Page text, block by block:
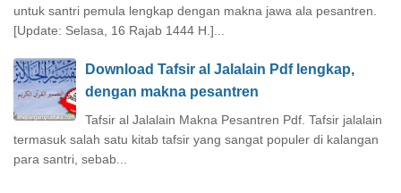
untuk santri pemula lengkap dengan makna jawa ala pesantren.
[Update: Selasa, 16 Rajab 1444 H.]...
Download Tafsir al Jalalain Pdf lengkap,
dengan makna pesantren
Tafsir al Jalalain Makna Pesantren Pdf. Tafsir jalalain
termasuk salah satu kitab tafsir yang sangat populer di kalangan
para santri, sebab...